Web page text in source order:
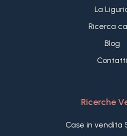
La
Ricerca
Blog
Contatti
Ricerche
Case in vendita